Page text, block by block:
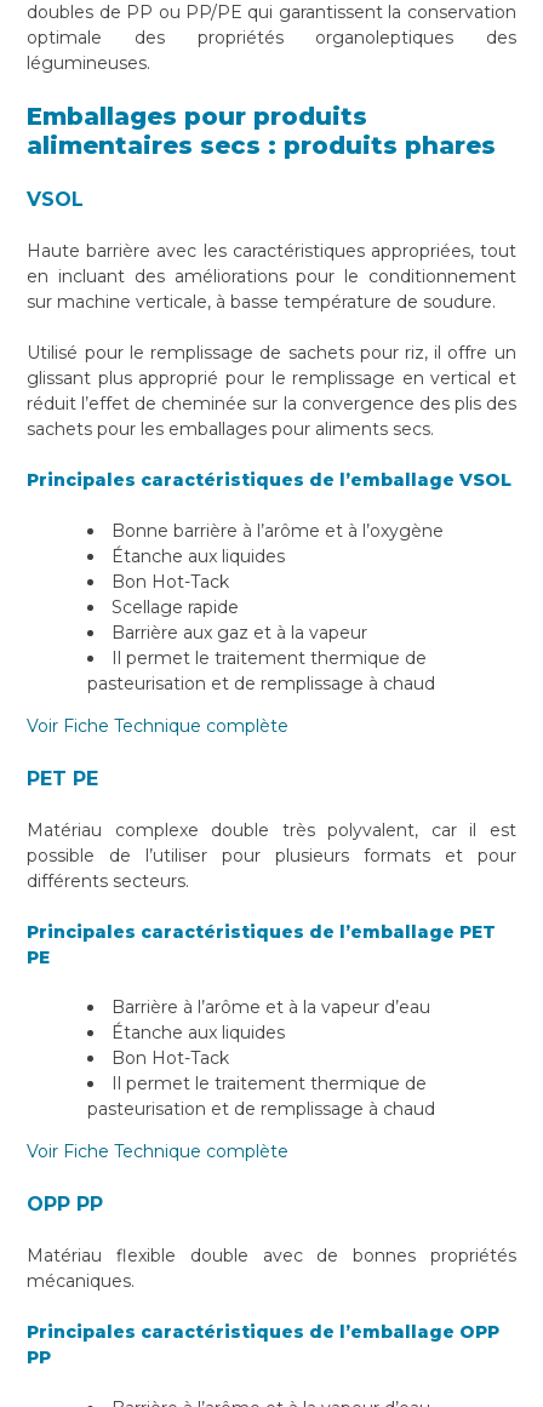
doubles de PP ou PP/PE qui garantissent la conservation
optimale des propriétés organoleptiques des
légumineuses.
Emballages pour produits
alimentaires secs : produits phares
VSOL
Haute barrière avec les caractéristiques appropriées, tout
en incluant des améliorations pour le conditionnement
sur machine verticale, à basse température de soudure.
Utilisé pour le remplissage de sachets pour riz, il offre un
glissant plus approprié pour le remplissage en vertical et
réduit l’effet de cheminée sur la convergence des plis des
sachets pour les emballages pour aliments secs.
Principales caractéristiques de l’emballage VSOL
Bonne barrière à l’arôme et à l’oxygène
Étanche aux liquides
Bon Hot-Tack
Scellage rapide
Barrière aux gaz et à la vapeur
Il permet le traitement thermique de
pasteurisation et de remplissage à chaud
Voir Fiche Technique complète
PET PE
Matériau complexe double très polyvalent, car il est
possible de l’utiliser pour plusieurs formats et pour
différents secteurs.
Principales caractéristiques de l’emballage PET
PE
Barrière à l’arôme et à la vapeur d’eau
Étanche aux liquides
Bon Hot-Tack
Il permet le traitement thermique de
pasteurisation et de remplissage à chaud
Voir Fiche Technique complète
OPP PP
Matériau flexible double avec de bonnes propriétés
mécaniques.
Principales caractéristiques de l’emballage OPP
PP